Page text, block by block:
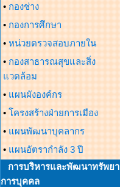
• กองช่าง
• กองการศึกษา
• หน่วยตรวจสอบภายใน
• กองสาธารณสุขและสิ่ง
แวดล้อม
• แผนผังองค์กร
• โครงสร้างฝ่ายการเมือง
• แผนพัฒนาบุคลากร
• แผนอัตรากำลัง 3 ปี
การบริหารและพัฒนาทรัพยา
การบุคคล